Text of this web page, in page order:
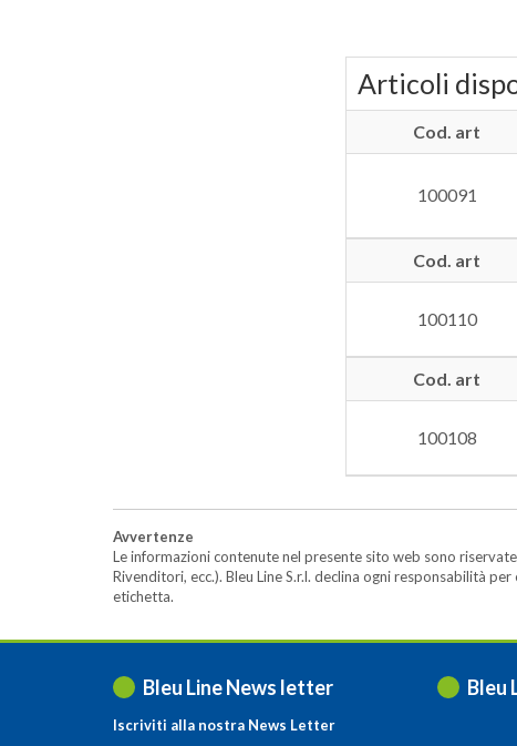
Articoli
Cod. art
100091
Cod. art
100110
Cod. art
100108
Avvertenze
Le informazioni contenute nel presente sito web sono
Rivenditori, ecc.). Bleu Line S.r.l. declina ogni responsabilità
etichetta.
Bleu Line News letter
Iscriviti alla nostra News Letter
Bleu